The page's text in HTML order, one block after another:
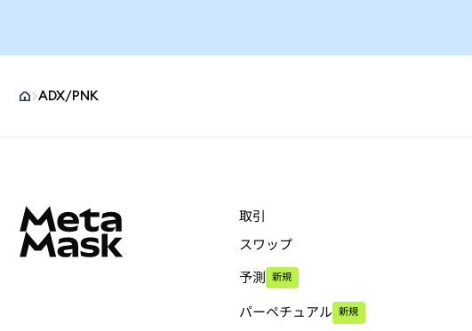
ADX/PNK
取引
スワップ
予測 新規
パーペチュアル 新規